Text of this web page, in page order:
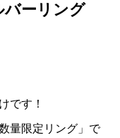
バーリング
です！
量限定リング」で